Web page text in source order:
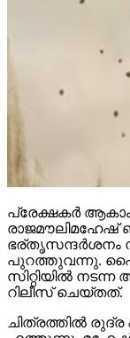
പ്രേക്ഷകര്‍
രാജമൗലിമഹേഷ്
ഭര്തൃസന്ദര്‍ശനം
പുറത്തുവന്നു.
സിറ്റിയില്‍
റിലീസ് ചെയ്തത്.
ചിത്രത്തില്‍